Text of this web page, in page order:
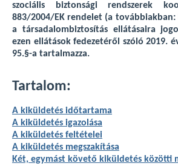
szociális biztonsági rendszerek
883/2004/EK rendelet (a
a társadalombiztosítás ellátásaira
ezen ellátások fedezetéről szóló 2019.
95.§-a tartalmazza.
Tartalom:
A kiküldetés időtartama
A kiküldetés igazolása
A kiküldetés feltételei
A kiküldetés megszakítása
Két, egymást követő kiküldetés közötti